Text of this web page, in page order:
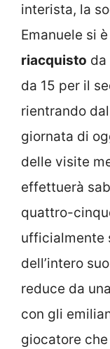
interista, la
Emanuele si
riacquisto da
da 15 per il
rientrando
giornata di
delle visite
effettuerà
quattro-
ufficialmente
dell’intero
reduce da
con gli
giocatore